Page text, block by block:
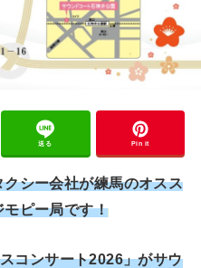
送る Pin it
シー会社が練馬のオスス
ピー局です！
コンサート2026」がサウ